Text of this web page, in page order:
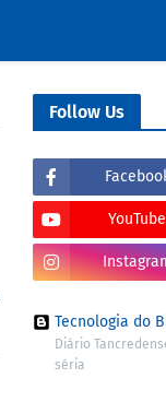
Follow Us
YouTube
Tecnologia do
Diário
séria